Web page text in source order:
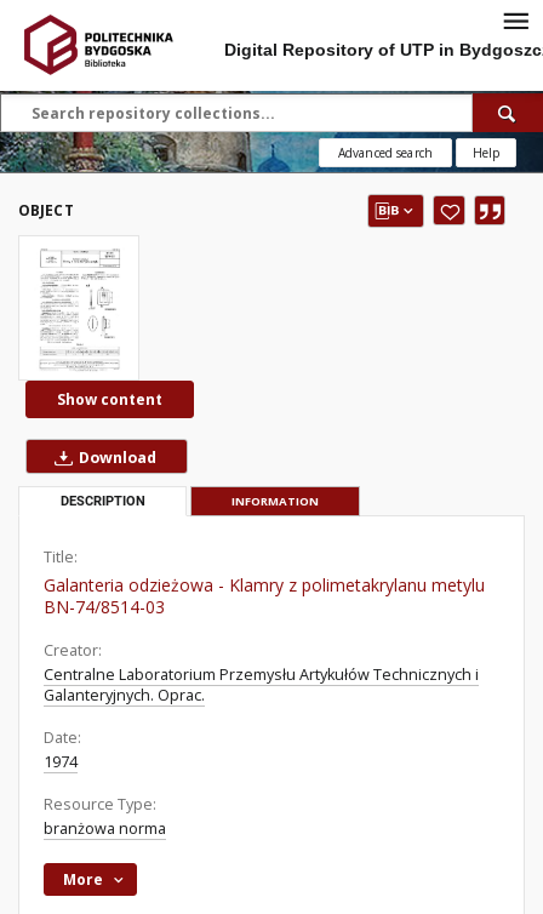
Digital Repository of UTP in
Advanced search Help
OBJECT
Show content
Download
DESCRIPTION INFORMATION
Title:
Galanteria odzieżowa - Klamry z polimetakrylanu metylu
BN-74/8514-03
Creator:
Centralne Laboratorium Przemysłu Artykułów Technicznych i
Galanteryjnych. Oprac.
Date:
1974
Resource Type:
branżowa norma
More